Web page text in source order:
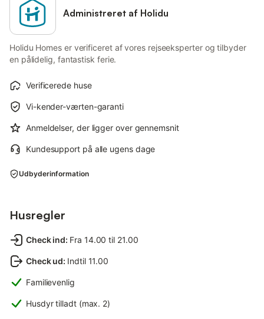
Administreret af Holidu
Holidu Homes er verificeret af vores rejseeksperter og tilbyder
en pålidelig, fantastisk ferie.
Verificerede huse
Vi-kender-værten-garanti
Anmeldelser, der ligger over gennemsnit
Kundesupport på alle ugens dage
Udbyderinformation
Husregler
Check ind: Fra 14.00 til 21.00
Check ud: Indtil 11.00
Familievenlig
Husdyr tilladt (max. 2)